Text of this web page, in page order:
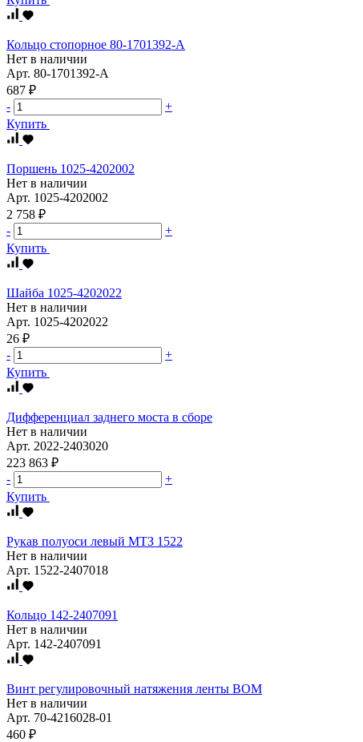
Кольцо стопорное 80-1701392-А
Нет в наличии
Арт. 80-1701392-А
687 ₽
-
+
Купить
Поршень 1025-4202002
Нет в наличии
Арт. 1025-4202002
2 758 ₽
-
+
Купить
Шайба 1025-4202022
Нет в наличии
Арт. 1025-4202022
26 ₽
-
+
Купить
Дифференциал заднего моста в сборе
Нет в наличии
Арт. 2022-2403020
223 863 ₽
-
+
Купить
Рукав полуоси левый МТЗ 1522
Нет в наличии
Арт. 1522-2407018
Кольцо 142-2407091
Нет в наличии
Арт. 142-2407091
Винт регулировочный натяжения ленты ВОМ
Нет в наличии
Арт. 70-4216028-01
460 ₽